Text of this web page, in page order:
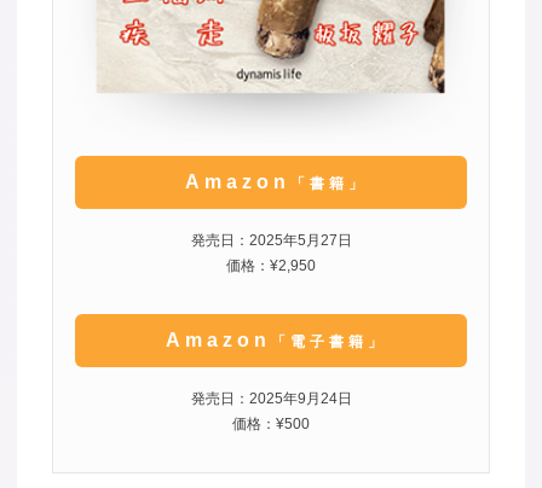
Amazon 「書籍」
発売日：2025年5月27日
価格：¥2,950
Amazon 「電子書籍」
発売日：2025年9月24日
価格：¥500